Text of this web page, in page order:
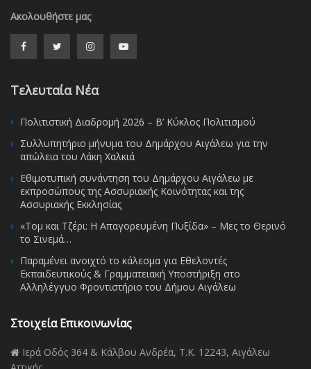
Ακολουθήστε μας
Τελευταία Νέα
Πολιτιστική Διαδρομή 2026 – Β’ Κύκλος Πολιτισμού
Συλλυπητήριο μήνυμα του Δημάρχου Αιγάλεω για την
απώλεια του Λάκη Χαλκιά
Εθιμοτυπική συνάντηση του Δημάρχου Αιγάλεω με
εκπροσώπους της Ασσυριακής Κοινότητας και της
Ασσυριακής Εκκλησίας
«Τομ και Τζέρι: Η Απαγορευμένη Πυξίδα» – Μες το Θερινό
το Σινεμά…
Παραμένει ανοιχτό το κάλεσμα για Εθελοντές
Εκπαιδευτικούς & Γραμματειακή Υποστήριξη στο
Αλληλέγγυο Φροντιστήριο του Δήμου Αιγάλεω
Στοιχεία Επικοινωνίας
Ιερά Οδός 364 & Κάλβου Ανδρέα, Τ.Κ. 12243, Αιγάλεω